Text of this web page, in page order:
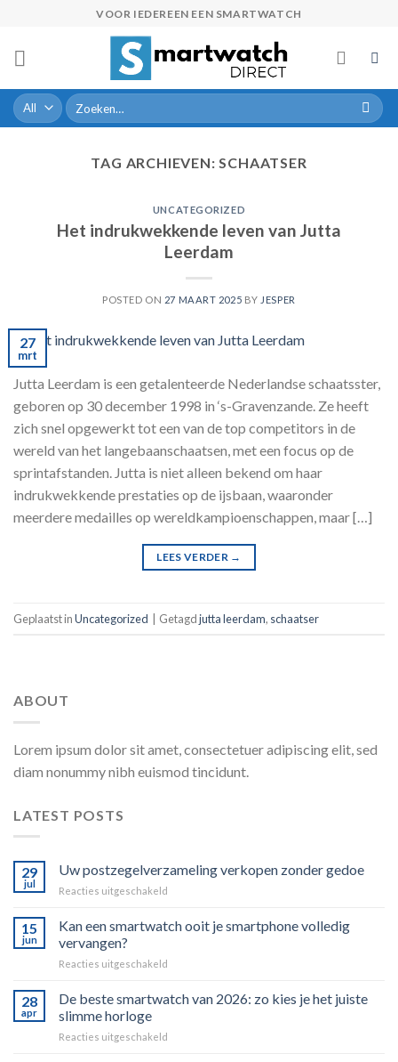
content
VOOR IEDEREEN EEN SMARTWATCH
Zoeken
naar:
TAG ARCHIEVEN:SCHAATSER
UNCATEGORIZED
Het indrukwekkende leven van Jutta
Leerdam
POSTED ON 27 MAART 2025 BY JESPER
27
mrt
Jutta Leerdam is een getalenteerde Nederlandse schaatsster,
geboren op 30 december 1998 in ‘s-Gravenzande. Ze heeft
zich snel opgewerkt tot een van de top competitors in de
wereld van het langebaanschaatsen, met een focus op de
sprintafstanden. Jutta is niet alleen bekend om haar
indrukwekkende prestaties op de ijsbaan, waaronder
meerdere medailles op wereldkampioenschappen, maar […]
LEES VERDER →
Geplaatst inUncategorized | Getagdjutta leerdam, schaatser
ABOUT
Lorem ipsum dolor sit amet, consectetuer adipiscing elit, sed
diam nonummy nibh euismod tincidunt.
LATEST POSTS
29
jul
Uw postzegelverzameling verkopen zonder gedoe
Reacties uitgeschakeld
postzegelverzameling
15
jun
Kan een smartwatch ooit je smartphone volledig
vervangen?
Reacties uitgeschakeld
een
28
apr
De beste smartwatch van 2026: zo kies je het juiste
slimme horloge
Reacties uitgeschakeld